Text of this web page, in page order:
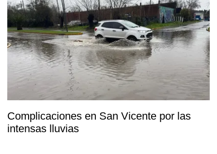
Complicaciones en San Vicente por las
intensas lluvias